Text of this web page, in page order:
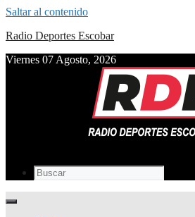
Saltar al contenido
Radio Deportes Escobar
Viernes 07 Agosto, 2026